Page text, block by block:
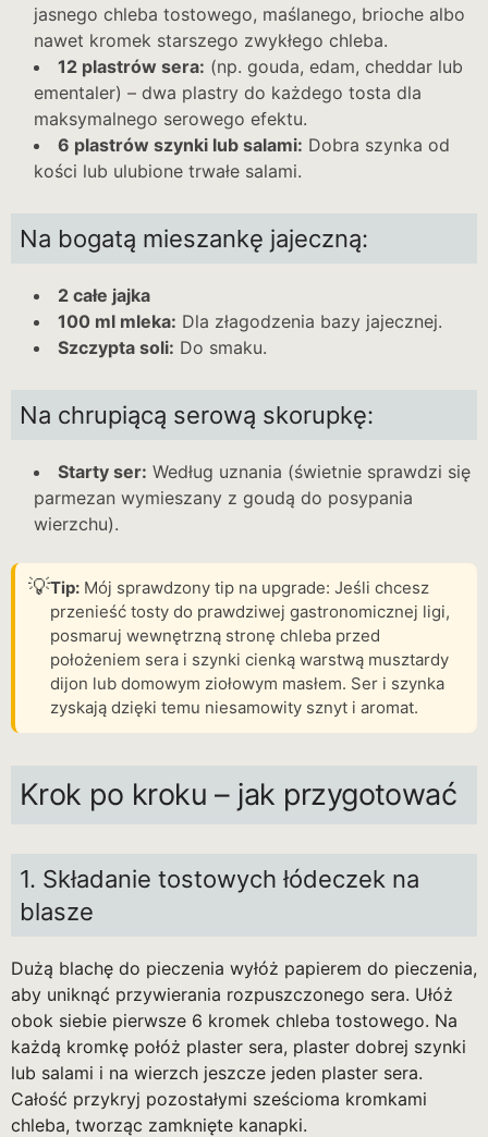
jasnego chleba tostowego, maślanego, brioche albo
nawet kromek starszego zwykłego chleba.
12 plastrów sera: (np. gouda, edam, cheddar lub
ementaler) – dwa plastry do każdego tosta dla
maksymalnego serowego efektu.
6 plastrów szynki lub salami: Dobra szynka od
kości lub ulubione trwałe salami.
Na bogatą mieszankę jajeczną:
2 całe jajka
100 ml mleka: Dla złagodzenia bazy jajecznej.
Szczypta soli: Do smaku.
Na chrupiącą serową skorupkę:
Starty ser: Według uznania (świetnie sprawdzi się
parmezan wymieszany z goudą do posypania
wierzchu).
💡Tip: Mój sprawdzony tip na upgrade: Jeśli chcesz
przenieść tosty do prawdziwej gastronomicznej ligi,
posmaruj wewnętrzną stronę chleba przed
położeniem sera i szynki cienką warstwą musztardy
dijon lub domowym ziołowym masłem. Ser i szynka
zyskają dzięki temu niesamowity sznyt i aromat.
Krok po kroku – jak przygotować
1. Składanie tostowych łódeczek na
blasze
Dużą blachę do pieczenia wyłóż papierem do pieczenia,
aby uniknąć przywierania rozpuszczonego sera. Ułóż
obok siebie pierwsze 6 kromek chleba tostowego. Na
każdą kromkę połóż plaster sera, plaster dobrej szynki
lub salami i na wierzch jeszcze jeden plaster sera.
Całość przykryj pozostałymi sześcioma kromkami
chleba, tworząc zamknięte kanapki.